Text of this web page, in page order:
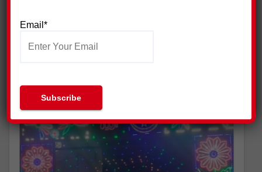
रिपोर्ट:मनव्वर कुरैशी* पिरान कलियर/सोमवार को समाजवादी पार्टी के
Email*